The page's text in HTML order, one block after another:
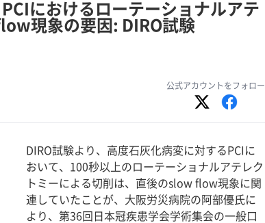
におけるローテーショナルアテ
現象の要因: DIRO試験
公式アカウントをフォロー
DIRO試験より、高度石灰化病変に対するPCIに
おいて、100秒以上のローテーショナルアテレク
トミーによる切削は、直後のslow flow現象に関
連していたことが、大阪労災病院の阿部優氏に
より、第36回日本冠疾患学会学術集会の一般口